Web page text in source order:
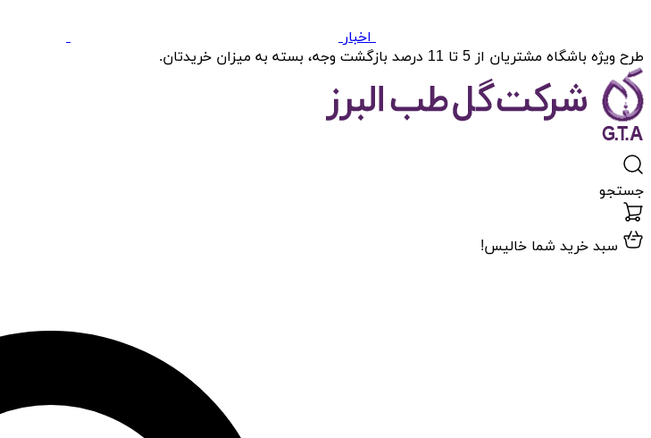
اخبار
طرح ویژه باشگاه مشتریان از 5 تا 11 درصد بازگشت وجه، بسته به میزان خریدتان.
جستجو
سبد خرید شما خالیس!